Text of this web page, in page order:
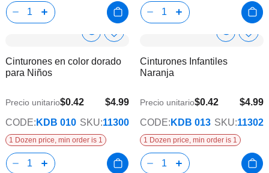
Show
Info
Añadir
la
deseos
Cinturones en color dorado
para Niños
$4.99
Precio unitario$0.42
CODE: KDB 010 SKU:11300
1 Dozen price, min order is 1
Show
Info
Cinturones Infantiles
Naranja
$4.99
Precio unitario$0.42
CODE: KDB 013 SKU:11302
1 Dozen price, min order is 1